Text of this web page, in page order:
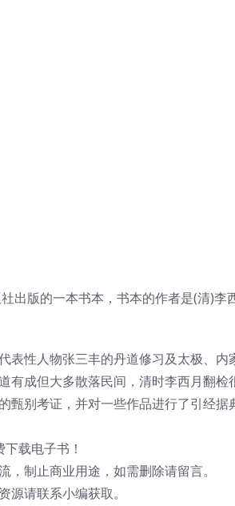
出版的一本书本，书本的作者是(清)
表性人物张三丰的丹道修习及太极、
有成但大多散落民间，清时李西月翻
甄别考证，并对一些作品进行了引经
载电子书！
制止商业用途，如需删除请留言。
源请联系小编获取。